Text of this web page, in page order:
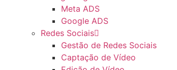
Meta ADS
Google ADS
Redes Sociais
Gestão de Redes Sociais
Captação de Vídeo